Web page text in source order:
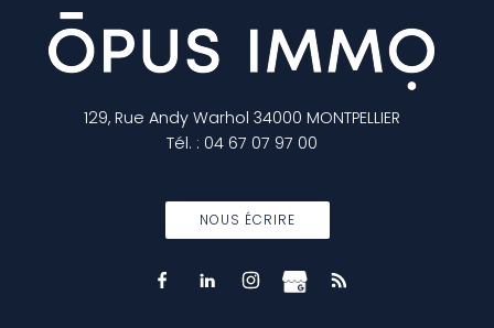
129, Rue Andy Warhol 34000 MONTPELLIER
Tél. : 04 67 07 97 00
NOUS ÉCRIRE